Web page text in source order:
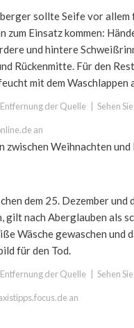
sollte Seife vor
zum Einsatz kommen:
und hintere
Rückenmitte. Für den
mit dem Waschlappen
der Quelle Sehen
an
zwischen Weihnachten
dem 25. Dezember und
gilt nach Aberglauben als
Wäsche gewaschen und
für den Tod.
der Quelle Sehen
an